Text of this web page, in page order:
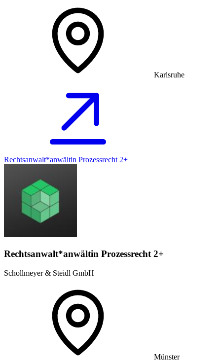
Karlsruhe
Rechtsanwalt*anwältin Prozessrecht 2+
Rechtsanwalt*anwältin Prozessrecht 2+
Schollmeyer & Steidl GmbH
Münster